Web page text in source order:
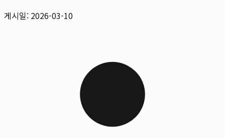
게시일: 2026-03-10